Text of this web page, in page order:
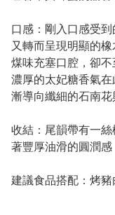
口感：剛入口感受
又轉而呈現明顯的
煤味充塞口腔，卻不
濃厚的太妃糖香氣
漸導向纖細的石南
收結：尾韻帶有一
著豐厚油滑的圓潤感
建議食品搭配：烤